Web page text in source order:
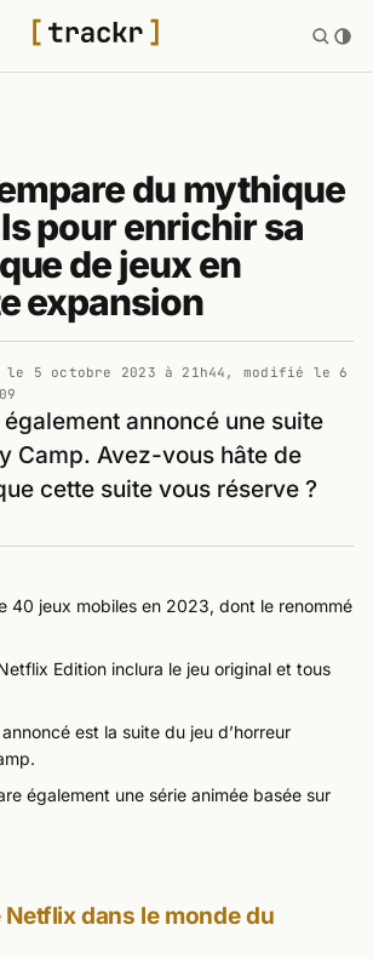
du mythique
pour enrichir sa
de jeux en
expansion
le 5 octobre 2023 à 21h44 , modifié le6
annoncé une suite
Camp. Avez-vous hâte de
cette suite vous réserve ?
40 jeux mobiles en 2023, dont le renommé
Edition inclura le jeu original et tous
est la suite du jeu d’horreur
.
également une série animée basée sur
Netflix dans le monde du